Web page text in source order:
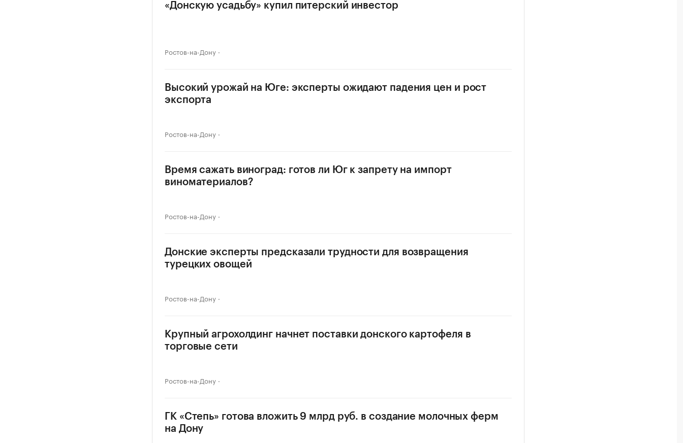
«Донскую усадьбу» купил питерский инвестор
Ростов-на-Дону
Высокий урожай на Юге: эксперты ожидают падения цен и рост
экспорта
Ростов-на-Дону
Время сажать виноград: готов ли Юг к запрету на импорт
виноматериалов?
Ростов-на-Дону
Донские эксперты предсказали трудности для возвращения
турецких овощей
Ростов-на-Дону
Крупный агрохолдинг начнет поставки донского картофеля в
торговые сети
Ростов-на-Дону
ГК «Степь» готова вложить 9 млрд руб. в создание молочных ферм
на Дону